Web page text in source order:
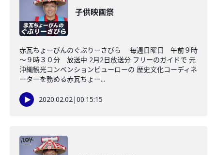
子供映画祭
赤瓦ちょーびんのぐぶりーさびら 毎週日曜日 午前９時
～９時３０分 放送中 2月2日放送分 フリーのガイドで 元
沖縄観光コンベンションビューローの 歴史文化コーディネ
ーターを務める赤瓦ちょー...
2020.02.02|00:15:15